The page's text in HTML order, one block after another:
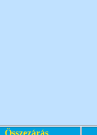
Összezárás